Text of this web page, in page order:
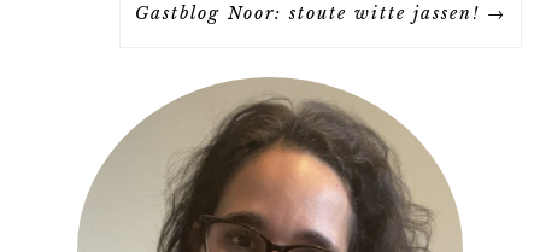
Gastblog Noor: stoute witte jassen!